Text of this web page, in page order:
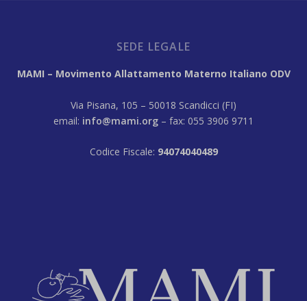
SEDE LEGALE
MAMI – Movimento Allattamento Materno Italiano ODV
Via Pisana, 105 – 50018 Scandicci (FI)
email: info@mami.org – fax: 055 3906 9711
Codice Fiscale: 94074040489